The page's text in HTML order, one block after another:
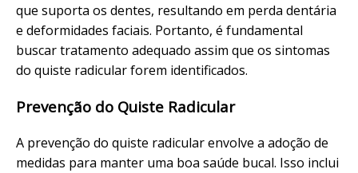
que suporta os dentes, resultando em perda dentária
e deformidades faciais. Portanto, é fundamental
buscar tratamento adequado assim que os sintomas
do quiste radicular forem identificados.
Prevenção do Quiste Radicular
A prevenção do quiste radicular envolve a adoção de
medidas para manter uma boa saúde bucal. Isso inclui